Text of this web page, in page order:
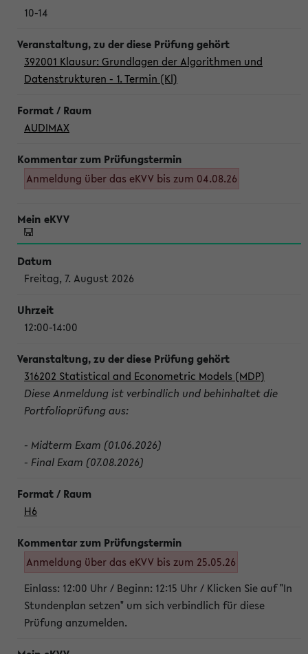
10-14
392001 Klausur: Grundlagen der Algorithmen und
Datenstrukturen - 1. Termin (Kl)
AUDIMAX
Anmeldung über das eKVV bis zum 04.08.26
Freitag, 7. August 2026
12:00-14:00
316202 Statistical and Econometric Models (MDP)
Diese Anmeldung ist verbindlich und behinhaltet die
Portfolioprüfung aus:
- Midterm Exam (01.06.2026)
- Final Exam (07.08.2026)
H6
Anmeldung über das eKVV bis zum 25.05.26
Einlass: 12:00 Uhr / Beginn: 12:15 Uhr / Klicken Sie auf "In
Stundenplan setzen" um sich verbindlich für diese
Prüfung anzumelden.